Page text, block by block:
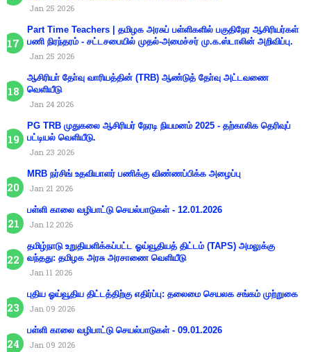
Jan 25 2026
Part Time Teachers | தமிழக அரசுப் பள்ளிகளில் பகுதிநேர ஆசிரியர்கள்
பணி நிரந்தரம் - சட்டசபையில் முதல்-அமைச்சர் மு.க.ஸ்டாலின் அறிவிப்பு.
Jan 25 2026
ஆசிரியா் தோ்வு வாரியத்தின் (TRB) ஆண்டுத் தோ்வு அட்டவணை
வெளியீடு
Jan 24 2026
PG TRB முதுகலை ஆசிரியர் நேரடி நியமனம் 2025 - தற்காலிக தெரிவுப்
பட்டியல் வெளியீடு.
Jan 23 2026
MRB நர்சிங் உதவியாளர் பணிக்கு விண்ணப்பிக்க அழைப்பு
Jan 21 2026
பள்ளி காலை வழிபாட்டு செயல்பாடுகள் - 12.01.2026
Jan 12 2026
தமிழ்நாடு உறுதியளிக்கப்பட்ட ஓய்வூதியத் திட்டம் (TAPS) அமலுக்கு
வந்தது: தமிழக அரசு அரசாணை வெளியீடு
Jan 11 2026
புதிய ஓய்வூதிய திட்டத்திற்கு எதிர்ப்பு: தலைமை செயலக சங்கம் முற்றுகை
Jan 09 2026
பள்ளி காலை வழிபாட்டு செயல்பாடுகள் - 09.01.2026
Jan 09 2026